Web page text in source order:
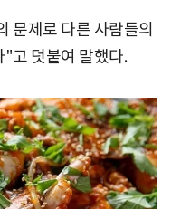
문제로 다른 사람들의
"고 덧붙여 말했다.